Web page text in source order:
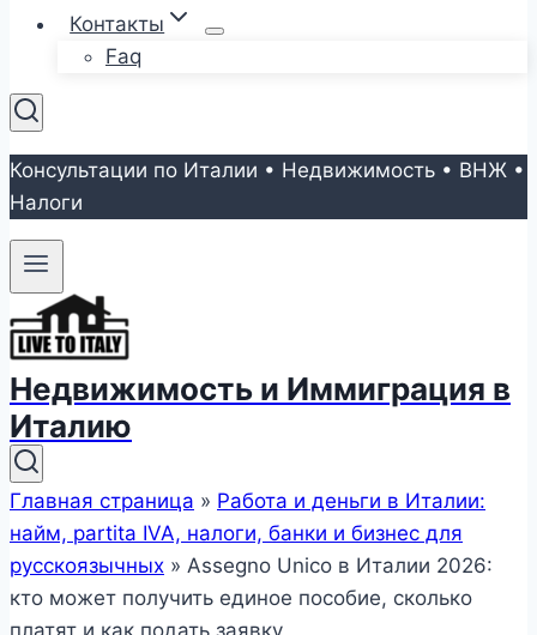
Контакты
Faq
Консультации по Италии • Недвижимость • ВНЖ •
Налоги
Недвижимость и Иммиграция в
Италию
Главная страница » Работа и деньги в Италии:
найм, partita IVA, налоги, банки и бизнес для
русскоязычных » Assegno Unico в Италии 2026:
кто может получить единое пособие, сколько
платят и как подать заявку